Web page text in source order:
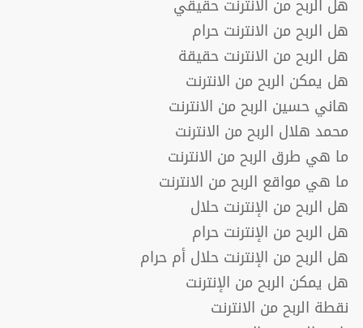
هل الربح من الانترنت حرام
هل الربح من الانترنت حقيقة
هل يمكن الربح من الانترنت
هاني حسين الربح من الانترنت
محمد هلال الربح من الانترنت
ما هي طرق الربح من الانترنت
ما هي مواقع الربح من الانترنت
هل الربح من الإنترنت حلال
هل الربح من الإنترنت حرام
هل الربح من الإنترنت حلال أم حرام
هل يمكن الربح من الإنترنت
نقطة الربح من الانترنت